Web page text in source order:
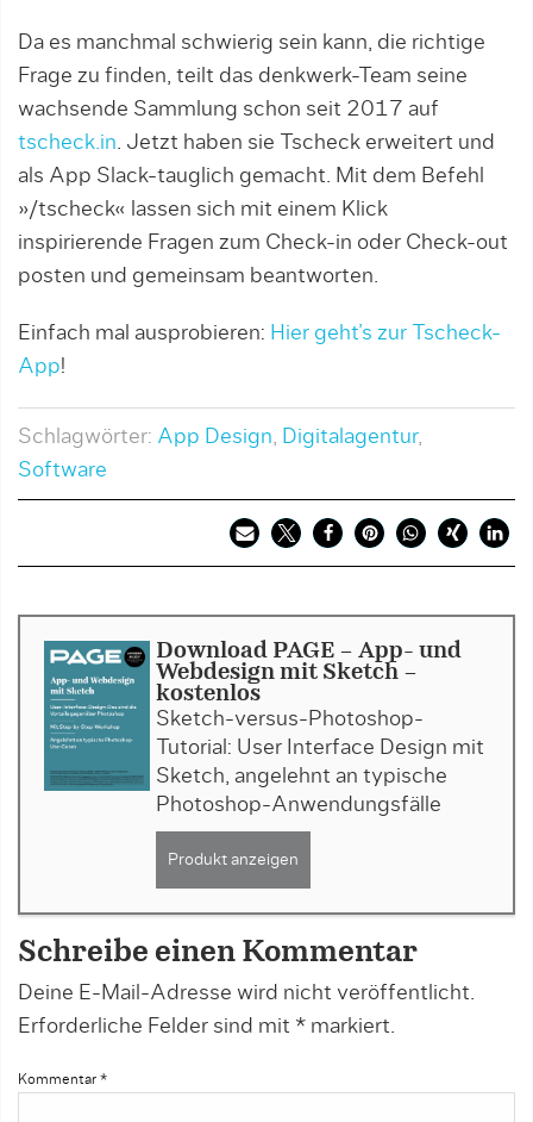
Da es manchmal schwierig sein kann, die richtige
Frage zu finden, teilt das denkwerk-Team seine
wachsende Sammlung schon seit 2017 auf
tscheck.in. Jetzt haben sie Tscheck erweitert und
als App Slack-tauglich gemacht. Mit dem Befehl
»/tscheck« lassen sich mit einem Klick
inspirierende Fragen zum Check-in oder Check-out
posten und gemeinsam beantworten.
Einfach mal ausprobieren: Hier geht’s zur Tscheck-
App!
Schlagwörter: App Design, Digitalagentur,
Software
Download PAGE - App- und
Webdesign mit Sketch -
kostenlos
Sketch-versus-Photoshop-
Tutorial: User Interface Design mit
Sketch, angelehnt an typische
Photoshop-Anwendungsfälle
Produkt anzeigen
Schreibe einen Kommentar
Deine E-Mail-Adresse wird nicht veröffentlicht.
Erforderliche Felder sind mit * markiert.
Kommentar *